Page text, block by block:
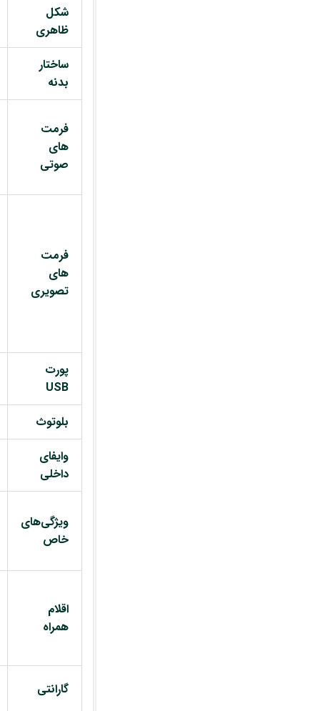
شکل
ظاهری
ساختار
بدنه
فرمت
های
صوتی
فرمت
های
تصویری
پورت
USB
بلوتوث
وایفای
داخلی
ویژگی‌های
خاص
اقلام
همراه
گارانتی